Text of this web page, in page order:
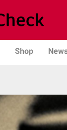
Shop